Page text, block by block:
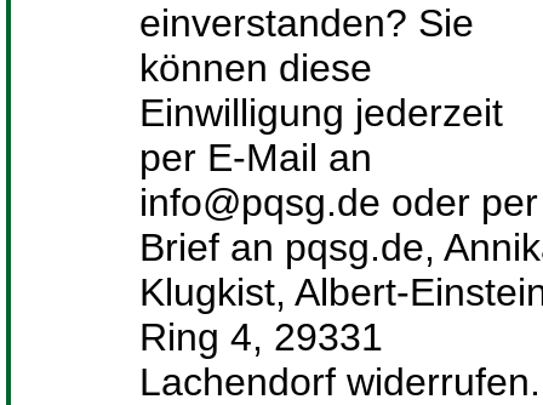
einverstanden? Sie
können diese
Einwilligung jederzeit
per E-Mail an
info@pqsg.de oder per
Brief an pqsg.de,
Klugkist, Albert-
Ring 4, 29331
Lachendorf widerrufen.